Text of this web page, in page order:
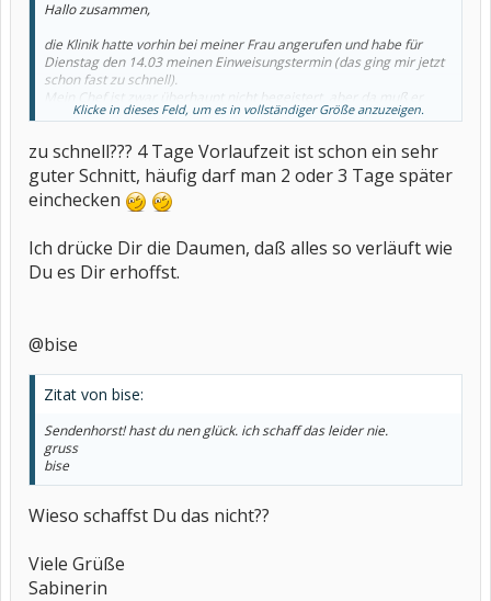
Hallo zusammen,
die Klinik hatte vorhin bei meiner Frau angerufen und habe für
Dienstag den 14.03 meinen Einweisungstermin (das ging mir jetzt
schon fast zu schnell).
Mein Chef ist zwar überhaupt nicht begeistert, aber da muß er
durch.
Gruß
Jörg
Klicke in dieses Feld, um es in vollständiger Größe anzuzeigen.
zu schnell??? 4 Tage Vorlaufzeit ist schon ein sehr
guter Schnitt, häufig darf man 2 oder 3 Tage später
einchecken
Ich drücke Dir die Daumen, daß alles so verläuft wie
Du es Dir erhoffst.
@bise
Zitat von bise:
Sendenhorst! hast du nen glück. ich schaff das leider nie.
gruss
bise
Wieso schaffst Du das nicht??
Viele Grüße
Sabinerin